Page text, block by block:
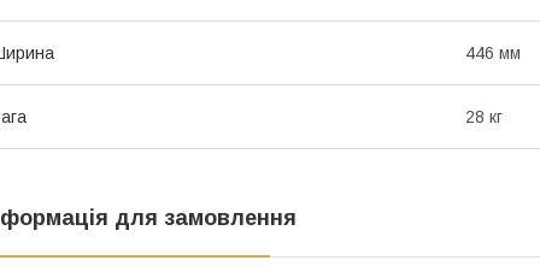
446 мм
28 кг
для замовлення